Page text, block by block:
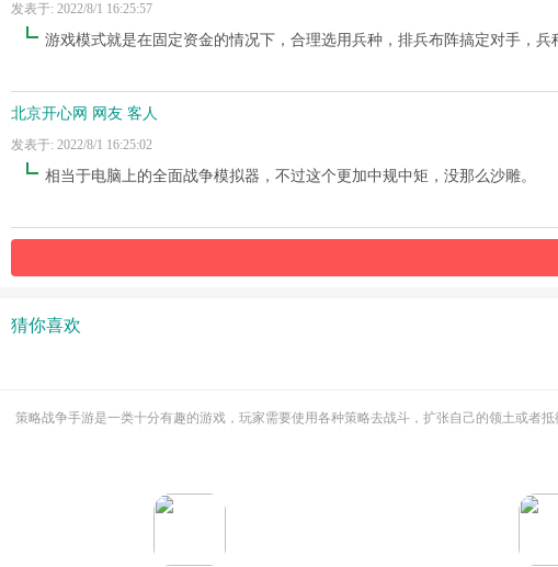
发表于: 2022/8/1 16:25:57
游戏模式就是在固定资金的情况下，合理选用兵种，排兵布阵搞定对手，兵
北京开心网 网友 客人
发表于: 2022/8/1 16:25:02
相当于电脑上的全面战争模拟器，不过这个更加中规中矩，没那么沙雕。
猜你喜欢
策略战争手游是一类十分有趣的游戏，玩家需要使用各种策略去战斗，扩张自己的领土或者